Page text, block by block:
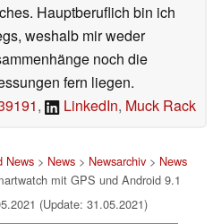
Hauptberuflich bin ich
weshalb mir weder
noch die
fern liegen.
, LinkedIn, Muck Rack
News> News> Newsarchiv> News
mit GPS und Android 9.1
(Update: 31.05.2021)